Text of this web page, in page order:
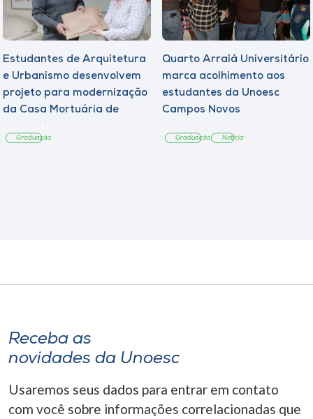
Estudantes de Arquitetura
e Urbanismo desenvolvem
projeto para modernização
da Casa Mortuária de
Graduação
Quarto Arraiá Universitário
marca acolhimento aos
estudantes da Unoesc
Campos Novos
Graduação Notícia
Receba as
novidades da Unoesc
Usaremos seus dados para entrar em contato
com você sobre informações correlacionadas que